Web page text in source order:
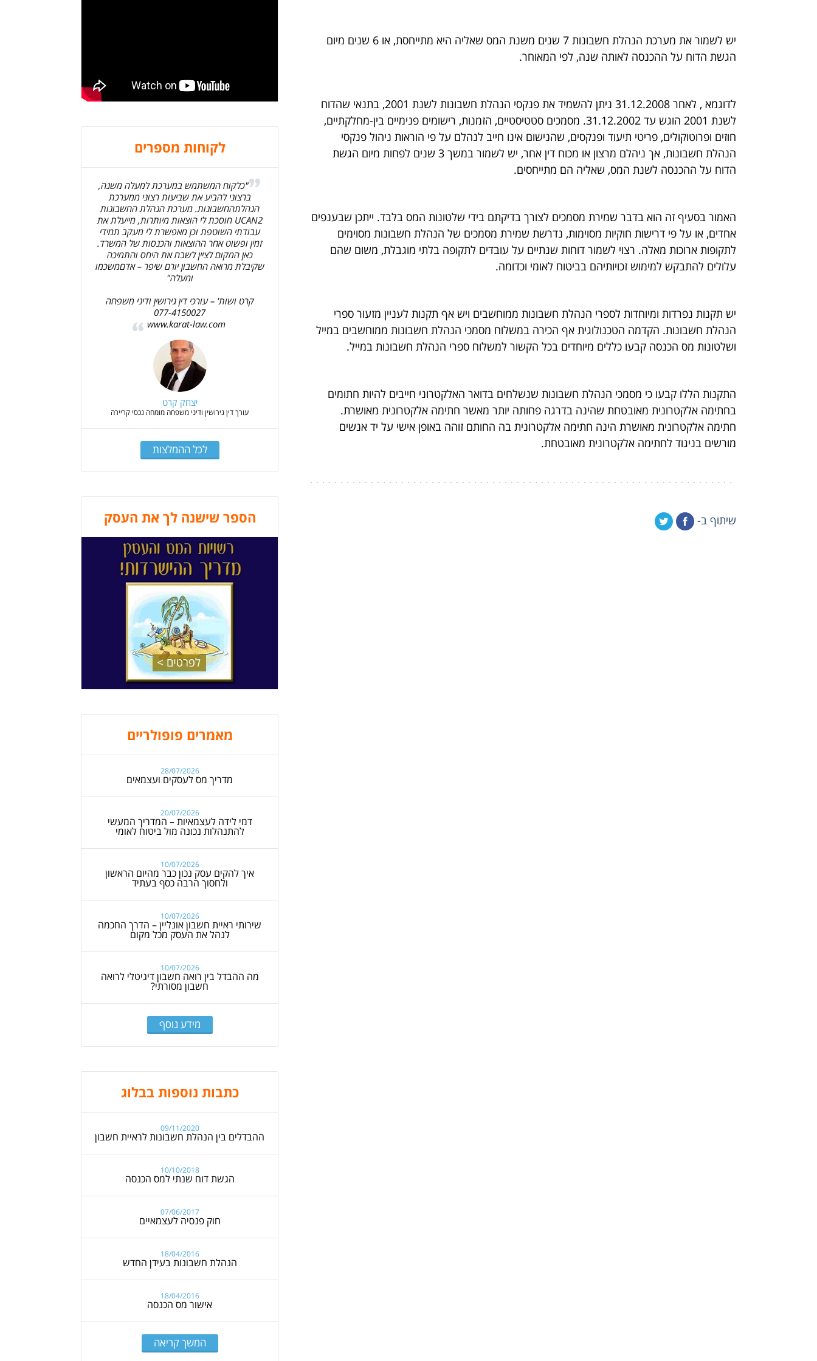
יש לשמור את מערכת הנהלת חשבונות 7 שנים משנת המס שאליה היא מתייחסת, או 6 שנים מיום
הגשת הדוח על ההכנסה לאותה שנה, לפי המאוחר.
לדוגמא , לאחר 31.12.2008 ניתן להשמיד את פנקסי הנהלת חשבונות לשנת 2001, בתנאי שהדוח
לשנת 2001 הוגש עד 31.12.2002. מסמכים סטטיסטיים, הזמנות, רישומים פנימיים בין-מחלקתיים,
חוזים ופרוטוקולים, פריטי תיעוד ופנקסים, שהנישום אינו חייב לנהלם על פי הוראות ניהול פנקסי
הנהלת חשבונות, אך ניהלם מרצון או מכוח דין אחר, יש לשמור במשך 3 שנים לפחות מיום הגשת
הדוח על ההכנסה לשנת המס, שאליה הם מתייחסים.
האמור בסעיף זה הוא בדבר שמירת מסמכים לצורך בדיקתם בידי שלטונות המס בלבד. ייתכן שבענפים
אחדים, או על פי דרישות חוקיות מסוימות, נדרשת שמירת מסמכים של הנהלת חשבונות מסוימים
לתקופות ארוכות מאלה. רצוי לשמור דוחות שנתיים על עובדים לתקופה בלתי מוגבלת, משום שהם
עלולים להתבקש למימוש זכויותיהם בביטוח לאומי וכדומה.
יש תקנות נפרדות ומיוחדות לספרי הנהלת חשבונות ממוחשבים ויש אף תקנות לעניין מזעור ספרי
הנהלת חשבונות. הקדמה הטכנולוגית אף הכירה במשלוח מסמכי הנהלת חשבונות ממוחשבים במייל
ושלטונות מס הכנסה קבעו כללים מיוחדים בכל הקשור למשלוח ספרי הנהלת חשבונות במייל.
התקנות הללו קבעו כי מסמכי הנהלת חשבונות שנשלחים בדואר האלקטרוני חייבים להיות חתומים
בחתימה אלקטרונית מאובטחת שהינה בדרגה פחותה יותר מאשר חתימה אלקטרונית מאושרת.
חתימה אלקטרונית מאושרת הינה חתימה אלקטרונית בה החותם זוהה באופן אישי על יד אנשים
מורשים בניגוד לחתימה אלקטרונית מאובטחת.
שיתוף ב-
לקוחות מספרים
"כלקוח המשתמש במערכת למעלה משנה,
ברצוני להביע את שביעות רצוני ממערכת
הנהלתהחשבונות. מערכת הנהלת החשבונות
UCAN2 חוסכת לי הוצאות מיותרות, מייעלת את
עבודתי השוטפת וכן מאפשרת לי מעקב תמידי
זמין ופשוט אחר ההוצאות והכנסות של המשרד.
כאן המקום לציין לשבח את היחס והתמיכה
שקיבלת מרואה החשבון יורם שיפר – אדםמשכמו
ומעלה"
קרט ושות' – עורכי דין גירושין ודיני משפחה
077-4150027
www.karat-law.com
יצחק קרט
עורך דין גירושין ודיני משפחה מומחה נכסי קריירה
לכל ההמלצות
הספר שישנה לך את העסק
מאמרים פופולריים
28/07/2026
מדריך מס לעסקים ועצמאים
20/07/2026
דמי לידה לעצמאיות – המדריך המעשי
להתנהלות נכונה מול ביטוח לאומי
10/07/2026
איך להקים עסק נכון כבר מהיום הראשון
ולחסוך הרבה כסף בעתיד
10/07/2026
שירותי ראיית חשבון אונליין – הדרך החכמה
לנהל את העסק מכל מקום
10/07/2026
מה ההבדל בין רואה חשבון דיגיטלי לרואה
חשבון מסורתי?
מידע נוסף
כתבות נוספות בבלוג
09/11/2020
ההבדלים בין הנהלת חשבונות לראיית חשבון
10/10/2018
הגשת דוח שנתי למס הכנסה
07/06/2017
חוק פנסיה לעצמאיים
18/04/2016
הנהלת חשבונות בעידן החדש
18/04/2016
אישור מס הכנסה
המשך קריאה